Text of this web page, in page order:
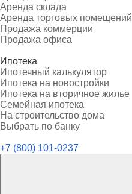
Аренда склада
Аренда торговых помещений
Продажа коммерции
Продажа офиса
Ипотека
Ипотечный калькулятор
Ипотека на новостройки
Ипотека на вторичное жилье
Семейная ипотека
На строительство дома
Выбрать по банку
+7 (800) 101-0237